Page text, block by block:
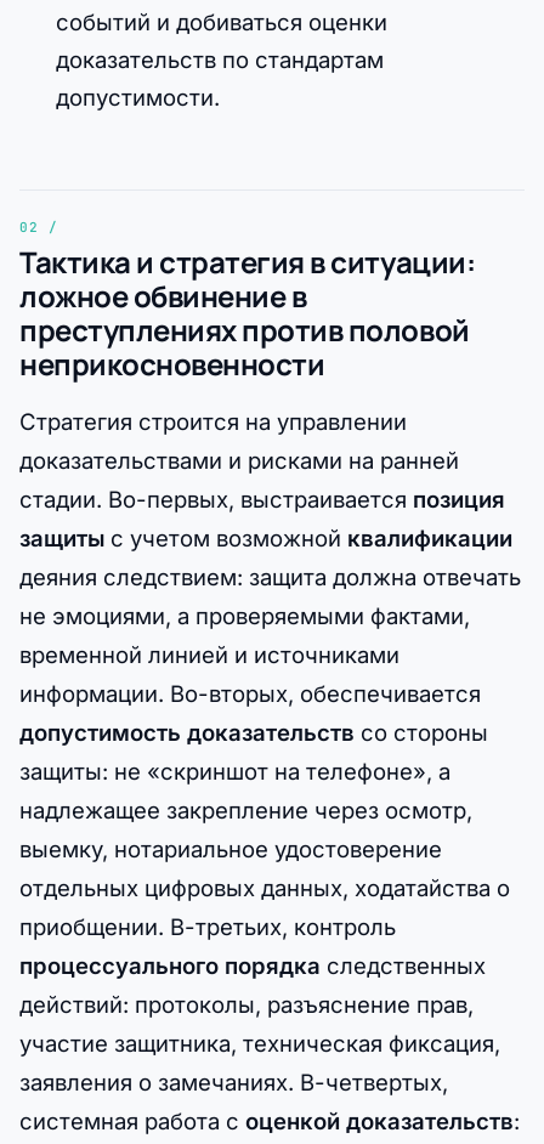
событий и добиваться оценки
доказательств по стандартам
допустимости.
Тактика и стратегия в ситуации:
ложное обвинение в
преступлениях против половой
неприкосновенности
Стратегия строится на управлении
доказательствами и рисками на ранней
стадии. Во-первых, выстраивается позиция
защиты с учетом возможной квалификации
деяния следствием: защита должна отвечать
не эмоциями, а проверяемыми фактами,
временной линией и источниками
информации. Во-вторых, обеспечивается
допустимость доказательств со стороны
защиты: не «скриншот на телефоне», а
надлежащее закрепление через осмотр,
выемку, нотариальное удостоверение
отдельных цифровых данных, ходатайства о
приобщении. В-третьих, контроль
процессуального порядка следственных
действий: протоколы, разъяснение прав,
участие защитника, техническая фиксация,
заявления о замечаниях. В-четвертых,
системная работа с оценкой доказательств: